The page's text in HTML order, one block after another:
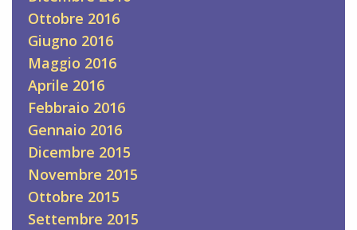
Ottobre 2016
Giugno 2016
Maggio 2016
Aprile 2016
Febbraio 2016
Gennaio 2016
Dicembre 2015
Novembre 2015
Ottobre 2015
Settembre 2015